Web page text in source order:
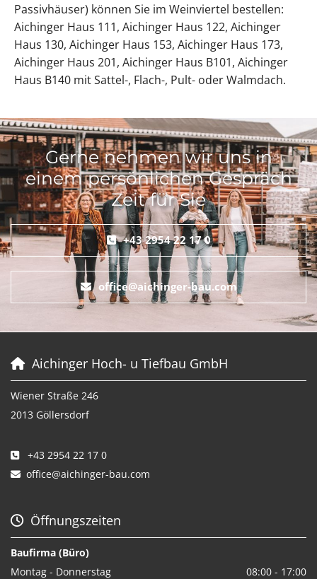
Passivhäuser) können Sie im Weinviertel bestellen:
Aichinger Haus 111, Aichinger Haus 122, Aichinger
Haus 130, Aichinger Haus 153, Aichinger Haus 173,
Aichinger Haus 201, Aichinger Haus B101, Aichinger
Haus B140 mit Sattel-, Flach-, Pult- oder Walmdach.
Gerne nehmen wir uns in
einem persönlichen Gespräch
Zeit für Sie
+43 2954 22 17 0
office@aichinger-bau.com
 Aichinger Hoch- u Tiefbau GmbH
Wiener Straße 246
2013 Göllersdorf
 +43 2954 22 17 0
 office@aichinger-bau.com
Öffnungszeiten
Baufirma (Büro)
Montag - Donnerstag
08:00 - 17:00